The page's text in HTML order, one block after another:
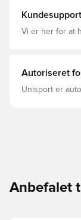
Kundesupport
Vi er her for at
Autoriseret
Unisport er
Anbefalet